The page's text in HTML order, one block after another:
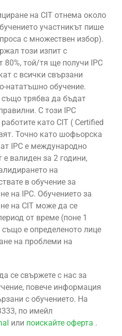
на CIT отнема около
участникът пише
с множествен избор).
този изпит с
80%, той/тя ще получи IPC
с всички свързани
нататъшно обучение.
също трябва да бъдат
С този IPC
като CIT ( Certified
Точно като шофьорска
IPC е международно
валиден за 2 години,
на
в обучение за
на IPC. Обучението за
на CIT може да се
от време (поне 1
също е определеното лице
на проблеми на
се свържете с нас за
повече информация
с обучението. На
по имейл
или поискайте оферта .